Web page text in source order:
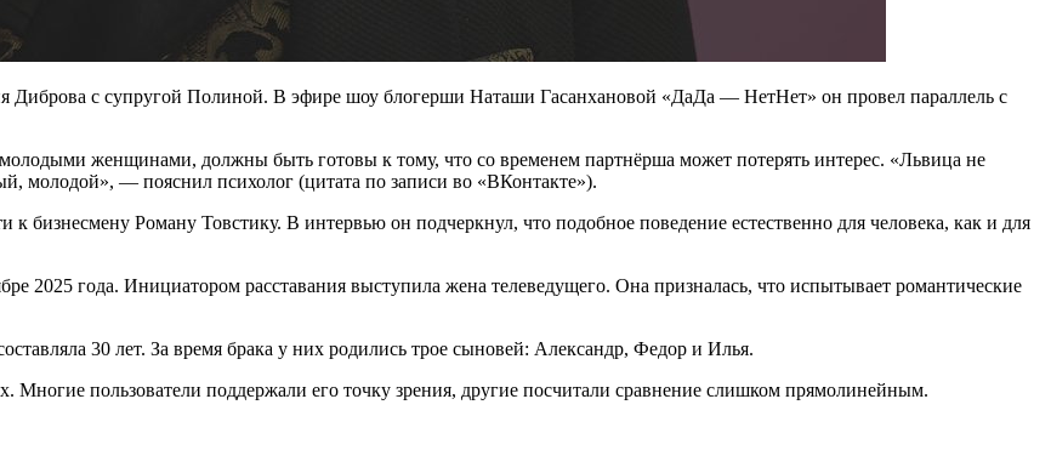
Диброва с супругой Полиной. В эфире шоу блогерши Наташи Гасанхановой «ДаДа — НетНет» он провел параллель с
женщинами, должны быть готовы к тому, что со временем партнёрша может потерять интерес. «Львица не
молодой», — пояснил психолог (цитата по записи во «ВКонтакте»).
бизнесмену Роману Товстику. В интервью он подчеркнул, что подобное поведение естественно для человека, как и для
2025 года. Инициатором расставания выступила жена телеведущего. Она призналась, что испытывает романтические
30 лет. За время брака у них родились трое сыновей: Александр, Федор и Илья.
Многие пользователи поддержали его точку зрения, другие посчитали сравнение слишком прямолинейным.